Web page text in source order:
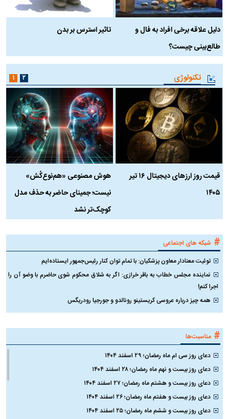
دلیل علاقه برخی افراد به فال و
طالع‌بینی چیست؟
تاثیر استرس بر بدن
تکنولوژی
قیمت روز ارز‌های دیجیتال ۱۶ تیر
۱۴۰۵
هوش مصنوعی «هم‌نوع‌کُش»
نیست؛ جمینای حاضر به حذف مدل
کوچک‌تر نشد
۱ ۲
# شبکه های اجتماعی
توئیت معنادار معاون پزشکیان: با تمام توان کنار رئیس‌جمهور ایستاده‌ایم
نماینده مجلس خطاب به باقر خرازی: اگر به شلاق محکوم شوی حاضرم با وضو آن را
اجرا کنم!
همه چیز درباره عروسی کریستینو رونالدو و جورجیا رودریگس
# مناسبت‌ها
دعای روز سی ام ماه رمضان؛ ۲۹ اسفند ۱۴۰۴
دعای روز بیست و نهم ماه رمضان؛ ۲۸ اسفند ۱۴۰۴
دعای روز بیست و هشتم ماه رمضان؛ ۲۷ اسفند ۱۴۰۴
دعای روز بیست و هفتم ماه رمضان؛ ۲۶ اسفند ۱۴۰۴
دعای روز بیست و ششم ماه رمضان؛ ۲۵ اسفند ۱۴۰۴